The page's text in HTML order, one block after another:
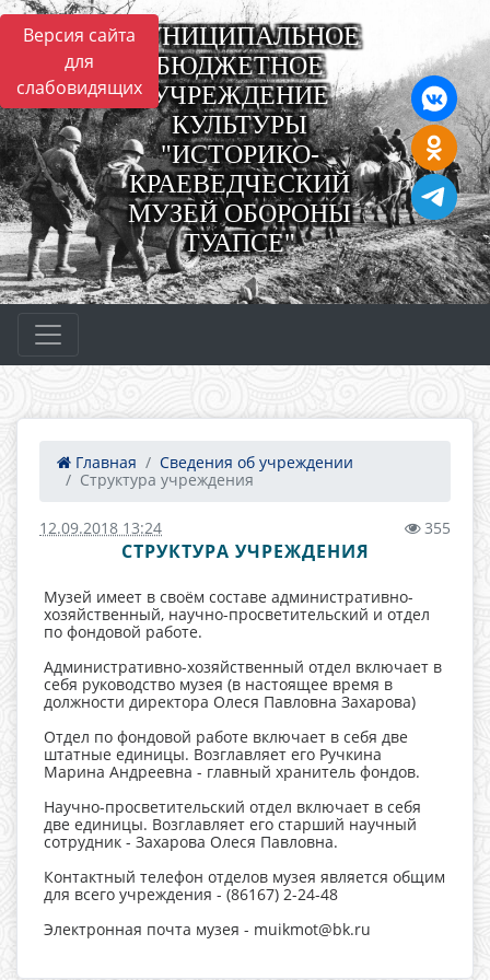
Версия сайта
для
слабовидящих
МУНИЦИПАЛЬНОЕ
БЮДЖЕТНОЕ
УЧРЕЖДЕНИЕ
КУЛЬТУРЫ
"ИСТОРИКО-
КРАЕВЕДЧЕСКИЙ
МУЗЕЙ ОБОРОНЫ
ТУАПСЕ"
Главная
Сведения об учреждении
Структура учреждения
12.09.2018 13:24 355
СТРУКТУРА УЧРЕЖДЕНИЯ
Музей имеет в своём составе административно-
хозяйственный, научно-просветительский и отдел
по фондовой работе.
Административно-хозяйственный отдел включает в
себя руководство музея (в настоящее время в
должности директора Олеся Павловна Захарова)
Отдел по фондовой работе включает в себя две
штатные единицы. Возглавляет его Ручкина
Марина Андреевна - главный хранитель фондов.
Научно-просветительский отдел включает в себя
две единицы. Возглавляет его старший научный
сотрудник - Захарова Олеся Павловна.
Контактный телефон отделов музея является общим
для всего учреждения - (86167) 2-24-48
Электронная почта музея - muikmot@bk.ru